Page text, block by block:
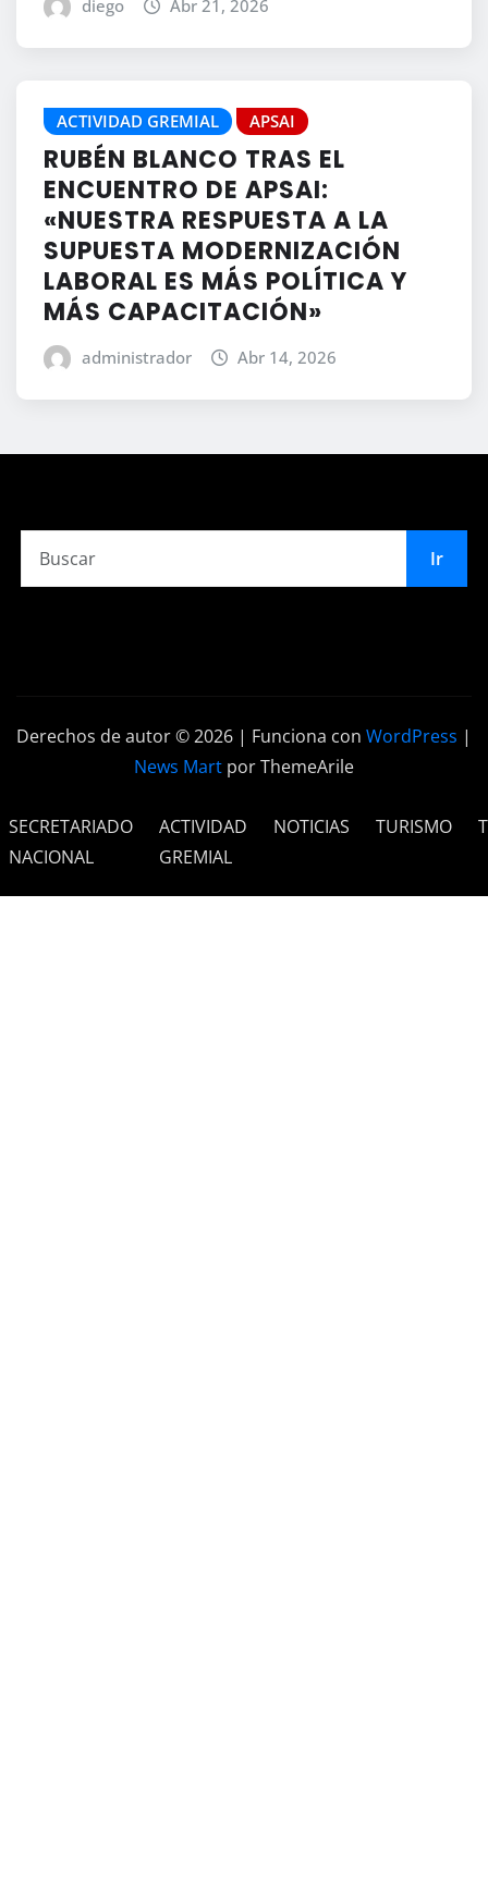
diego Abr 21, 2026
ACTIVIDAD GREMIAL APSAI
RUBÉN BLANCO TRAS EL
ENCUENTRO DE APSAI:
«NUESTRA RESPUESTA A LA
SUPUESTA MODERNIZACIÓN
LABORAL ES MÁS POLÍTICA Y
MÁS CAPACITACIÓN»
administrador Abr 14, 2026
Ir
Derechos de autor © 2026 | Funciona con WordPress |
News Mart por ThemeArile
SECRETARIADO
NACIONAL
ACTIVIDAD
GREMIAL
NOTICIAS TURISMO